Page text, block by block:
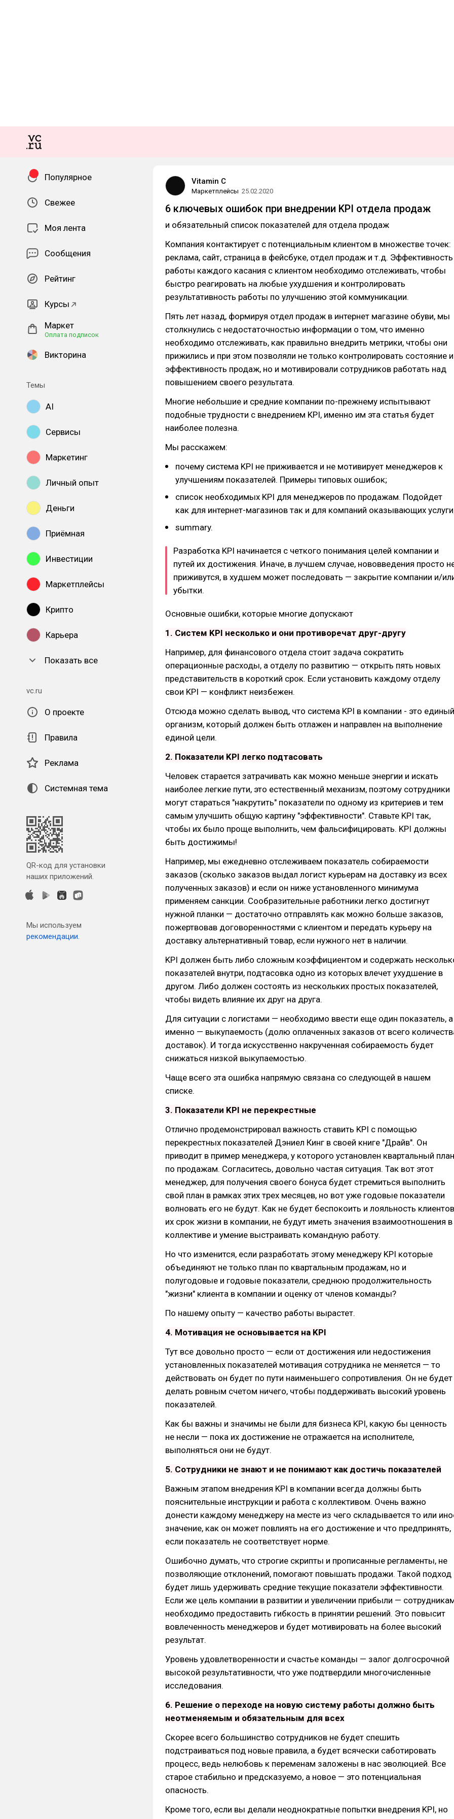
Популярное
Свежее
Моя лента
Сообщения
Рейтинг
Курсы
Маркет
Оплата подписок
Викторина
Темы
AI
Сервисы
Маркетинг
Личный опыт
Деньги
Приёмная
Инвестиции
Маркетплейсы
Крипто
Карьера
Показать все
vc.ru
О проекте
Правила
Реклама
Системная тема
QR-код для установки
наших приложений.
Мы используем
рекомендации.
Vitamin C
Маркетплейсы 25.02.2020
6 ключевых ошибок при внедрении KPI отдела продаж
и обязательный список показателей для отдела продаж
Компания контактирует с потенциальным клиентом в множестве точек:
реклама, сайт, страница в фейсбуке, отдел продаж и т.д. Эффективность
работы каждого касания с клиентом необходимо отслеживать, чтобы
быстро реагировать на любые ухудшения и контролировать
результативность работы по улучшению этой коммуникации.
Пять лет назад, формируя отдел продаж в интернет магазине обуви, мы
столкнулись с недостаточностью информации о том, что именно
необходимо отслеживать, как правильно внедрить метрики, чтобы они
прижились и при этом позволяли не только контролировать состояние и
эффективность продаж, но и мотивировали сотрудников работать над
повышением своего результата.
Многие небольшие и средние компании по-прежнему испытывают
подобные трудности с внедрением KPI, именно им эта статья будет
наиболее полезна.
Мы расскажем:
почему система KPI не приживается и не мотивирует менеджеров к
улучшениям показателей. Примеры типовых ошибок;
cписок необходимых KPI для менеджеров по продажам. Подойдет
как для интернет-магазинов так и для компаний оказывающих
summary.
Разработка KPI начинается с четкого понимания целей компании и
путей их достижения. Иначе, в лучшем случае, нововведения просто
приживутся, в худшем может последовать — закрытие компании и/
убытки.
Основные ошибки, которые многие допускают
1. Систем KPI несколько и они противоречат друг-другу
Например, для финансового отдела стоит задача сократить
операционные расходы, а отделу по развитию — открыть пять новых
представительств в короткий срок. Если установить каждому отделу
свои KPI — конфликт неизбежен.
Отсюда можно сделать вывод, что система KPI в компании - это единый
организм, который должен быть отлажен и направлен на выполнение
единой цели.
2. Показатели KPI легко подтасовать
Человек старается затрачивать как можно меньше энергии и искать
наиболее легкие пути, это естественный механизм, поэтому сотрудники
могут стараться "накрутить" показатели по одному из критериев и тем
самым улучшить общую картину "эффективности". Ставьте KPI так,
чтобы их было проще выполнить, чем фальсифицировать. KPI должны
быть достижимы!
Например, мы ежедневно отслеживаем показатель собираемости
заказов (сколько заказов выдал логист курьерам на доставку из всех
полученных заказов) и если он ниже установленного минимума
применяем санкции. Сообразительные работники легко достигнут
нужной планки — достаточно отправлять как можно больше заказов,
пожертвовав договоренностями с клиентом и передать курьеру на
доставку альтернативный товар, если нужного нет в наличии.
KPI должен быть либо сложным коэффициентом и содержать
показателей внутри, подтасовка одно из которых влечет ухудшение в
другом. Либо должен состоять из нескольких простых показателей,
чтобы видеть влияние их друг на друга.
Для ситуации с логистами — необходимо ввести еще один показатель, а
именно — выкупаемость (долю оплаченных заказов от всего
доставок). И тогда искусственно накрученная собираемость будет
снижаться низкой выкупаемостью.
Чаще всего эта ошибка напрямую связана со следующей в нашем
списке.
3. Показатели KPI не перекрестные
Отлично продемонстрировал важность ставить KPI с помощью
перекрестных показателей Дэниел Кинг в своей книге "Драйв". Он
приводит в пример менеджера, у которого установлен квартальный план
по продажам. Согласитесь, довольно частая ситуация. Так вот этот
менеджер, для получения своего бонуса будет стремиться выполнить
свой план в рамках этих трех месяцев, но вот уже годовые показатели
волновать его не будут. Как не будет беспокоить и лояльность
их срок жизни в компании, не будут иметь значения взаимоотношения в
коллективе и умение выстраивать командную работу.
Но что изменится, если разработать этому менеджеру KPI которые
объединяют не только план по квартальным продажам, но и
полугодовые и годовые показатели, среднюю продолжительность
"жизни" клиента в компании и оценку от членов команды?
По нашему опыту — качество работы вырастет.
4. Мотивация не основывается на KPI
Тут все довольно просто — если от достижения или недостижения
установленных показателей мотивация сотрудника не меняется — то
действовать он будет по пути наименьшего сопротивления. Он не будет
делать ровным счетом ничего, чтобы поддерживать высокий уровень
показателей.
Как бы важны и значимы не были для бизнеса KPI, какую бы ценность
не несли — пока их достижение не отражается на исполнителе,
выполняться они не будут.
5. Сотрудники не знают и не понимают как достичь показателей
Важным этапом внедрения KPI в компании всегда должны быть
пояснительные инструкции и работа с коллективом. Очень важно
донести каждому менеджеру на месте из чего складывается то или
значение, как он может повлиять на его достижение и что предпринять,
если показатель не соответствует норме.
Ошибочно думать, что строгие скрипты и прописанные регламенты, не
позволяющие отклонений, помогают повышать продажи. Такой подход
будет лишь удерживать средние текущие показатели эффективности.
Если же цель компании в развитии и увеличении прибыли —
необходимо предоставить гибкость в принятии решений. Это повысит
вовлеченность менеджеров и будет мотивировать на более высокий
результат.
Уровень удовлетворенности и счастье команды — залог долгосрочной
высокой результативности, что уже подтвердили многочисленные
исследования.
6. Решение о переходе на новую систему работы должно быть
неотменяемым и обязательным для всех
Скорее всего большинство сотрудников не будет спешить
подстраиваться под новые правила, а будет всячески саботировать
процесс, ведь нелюбовь к переменам заложены в нас эволюцией. Все
старое стабильно и предсказуемо, а новое — это потенциальная
опасность.
Кроме того, если вы делали неоднократные попытки внедрения KPI, но